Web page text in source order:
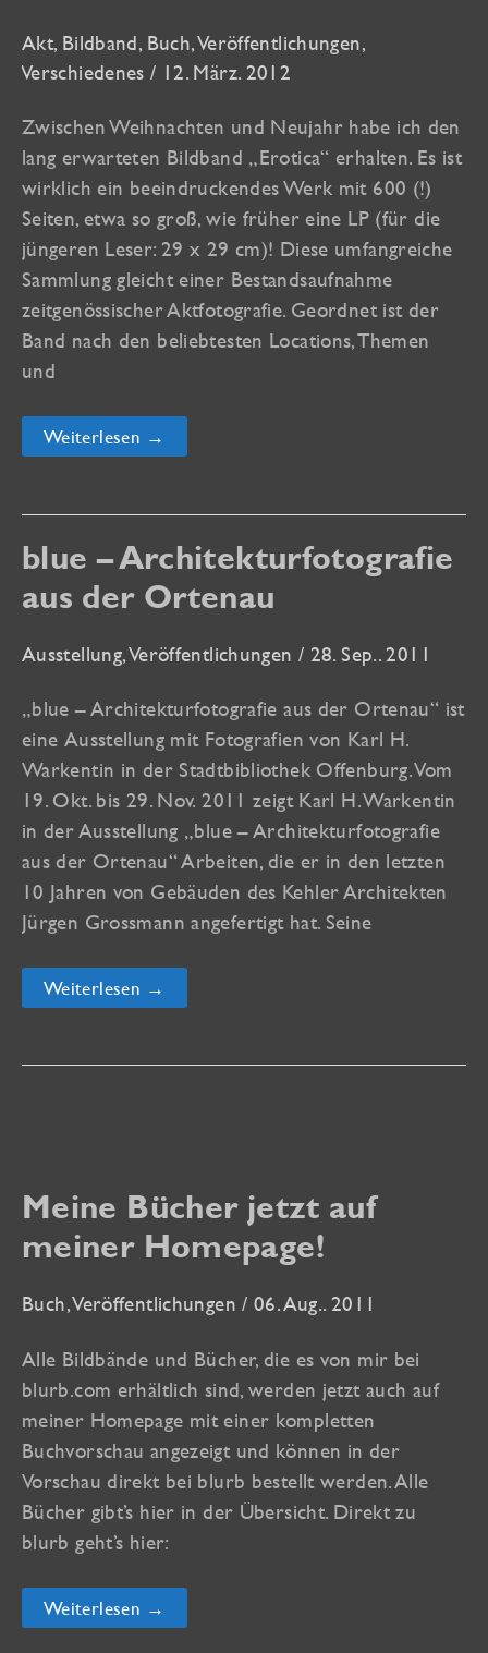
Akt, Bildband, Buch,Veröffentlichungen,
Verschiedenes / 12. März. 2012
Zwischen Weihnachten und Neujahr habe ich den
lang erwarteten Bildband „Erotica“ erhalten. Es ist
wirklich ein beeindruckendes Werk mit 600 (!)
Seiten, etwa so groß, wie früher eine LP (für die
jüngeren Leser: 29 x 29 cm)! Diese umfangreiche
Sammlung gleicht einer Bestandsaufnahme
zeitgenössischer Aktfotografie. Geordnet ist der
Band nach den beliebtesten Locations, Themen
und
EROTICA,
der
Bildband
Arbeiten
von
Weiterlesen →
blue – Architekturfotografie
aus der Ortenau
Ausstellung,Veröffentlichungen / 28. Sep.. 2011
„blue – Architekturfotografie aus der Ortenau“ ist
eine Ausstellung mit Fotografien von Karl H.
Warkentin in der Stadtbibliothek Offenburg. Vom
19. Okt. bis 29. Nov. 2011 zeigt Karl H. Warkentin
in der Ausstellung „blue – Architekturfotografie
aus der Ortenau“ Arbeiten, die er in den letzten
10 Jahren von Gebäuden des Kehler Architekten
Jürgen Grossmann angefertigt hat. Seine
blue
–
der
Weiterlesen →
Meine Bücher jetzt auf
meiner Homepage!
Buch,Veröffentlichungen /06. Aug.. 2011
Alle Bildbände und Bücher, die es von mir bei
blurb.com erhältlich sind, werden jetzt auch auf
meiner Homepage mit einer kompletten
Buchvorschau angezeigt und können in der
Vorschau direkt bei blurb bestellt werden. Alle
Bücher gibt’s hier in der Übersicht. Direkt zu
blurb geht’s hier:
Meine
Bücher
Weiterlesen →